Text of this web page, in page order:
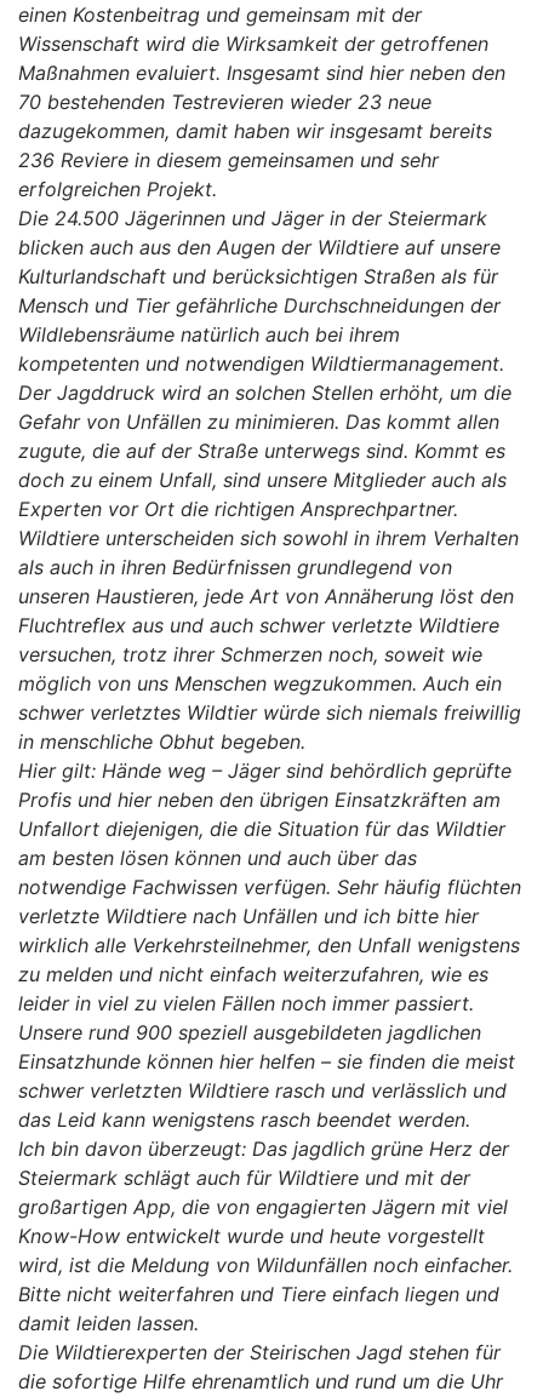
einen Kostenbeitrag und gemeinsam mit der
Wissenschaft wird die Wirksamkeit der getroffenen
Maßnahmen evaluiert. Insgesamt sind hier neben den
70 bestehenden Testrevieren wieder 23 neue
dazugekommen, damit haben wir insgesamt bereits
236 Reviere in diesem gemeinsamen und sehr
erfolgreichen Projekt.
Die 24.500 Jägerinnen und Jäger in der Steiermark
blicken auch aus den Augen der Wildtiere auf unsere
Kulturlandschaft und berücksichtigen Straßen als für
Mensch und Tier gefährliche Durchschneidungen der
Wildlebensräume natürlich auch bei ihrem
kompetenten und notwendigen Wildtiermanagement.
Der Jagddruck wird an solchen Stellen erhöht, um die
Gefahr von Unfällen zu minimieren. Das kommt allen
zugute, die auf der Straße unterwegs sind. Kommt es
doch zu einem Unfall, sind unsere Mitglieder auch als
Experten vor Ort die richtigen Ansprechpartner.
Wildtiere unterscheiden sich sowohl in ihrem Verhalten
als auch in ihren Bedürfnissen grundlegend von
unseren Haustieren, jede Art von Annäherung löst den
Fluchtreflex aus und auch schwer verletzte Wildtiere
versuchen, trotz ihrer Schmerzen noch, soweit wie
möglich von uns Menschen wegzukommen. Auch ein
schwer verletztes Wildtier würde sich niemals freiwillig
in menschliche Obhut begeben.
Hier gilt: Hände weg – Jäger sind behördlich geprüfte
Profis und hier neben den übrigen Einsatzkräften am
Unfallort diejenigen, die die Situation für das Wildtier
am besten lösen können und auch über das
notwendige Fachwissen verfügen. Sehr häufig flüchten
verletzte Wildtiere nach Unfällen und ich bitte hier
wirklich alle Verkehrsteilnehmer, den Unfall wenigstens
zu melden und nicht einfach weiterzufahren, wie es
leider in viel zu vielen Fällen noch immer passiert.
Unsere rund 900 speziell ausgebildeten jagdlichen
Einsatzhunde können hier helfen – sie finden die meist
schwer verletzten Wildtiere rasch und verlässlich und
das Leid kann wenigstens rasch beendet werden.
Ich bin davon überzeugt: Das jagdlich grüne Herz der
Steiermark schlägt auch für Wildtiere und mit der
großartigen App, die von engagierten Jägern mit viel
Know-How entwickelt wurde und heute vorgestellt
wird, ist die Meldung von Wildunfällen noch einfacher.
Bitte nicht weiterfahren und Tiere einfach liegen und
damit leiden lassen.
Die Wildtierexperten der Steirischen Jagd stehen für
die sofortige Hilfe ehrenamtlich und rund um die Uhr